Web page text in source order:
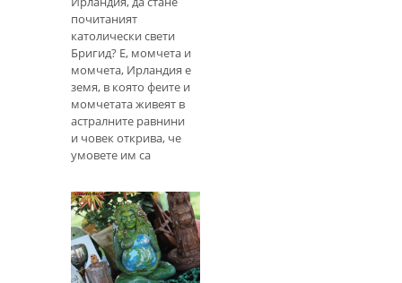
почитаният
католически свети
Бригид? Е, момчета и
момчета, Ирландия е
земя, в която феите и
момчетата живеят в
астралните равнини
и човек открива, че
умовете им са